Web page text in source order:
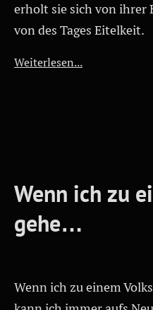
erholt sie sich von ihrer
von des Tages Eitelkeit.
Weiterlesen...
Wenn ich zu
gehe…
Wenn ich zu einem